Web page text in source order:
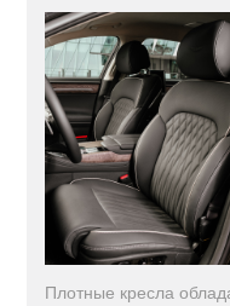
Плотные кресла